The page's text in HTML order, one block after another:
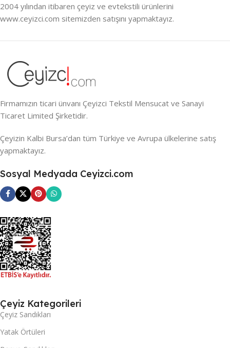
2004 yılından itibaren çeyiz ve evtekstili ürünlerini
www.ceyizci.com sitemizden satışını yapmaktayız.
Firmamızın ticari ünvanı Çeyizci Tekstil Mensucat ve Sanayi
Ticaret Limited Şirketidir.
Çeyizin Kalbi Bursa’dan tüm Türkiye ve Avrupa ülkelerine satış
yapmaktayız.
Sosyal Medyada Ceyizci.com
Çeyiz Kategorileri
Çeyiz Sandıkları
Yatak Örtüleri